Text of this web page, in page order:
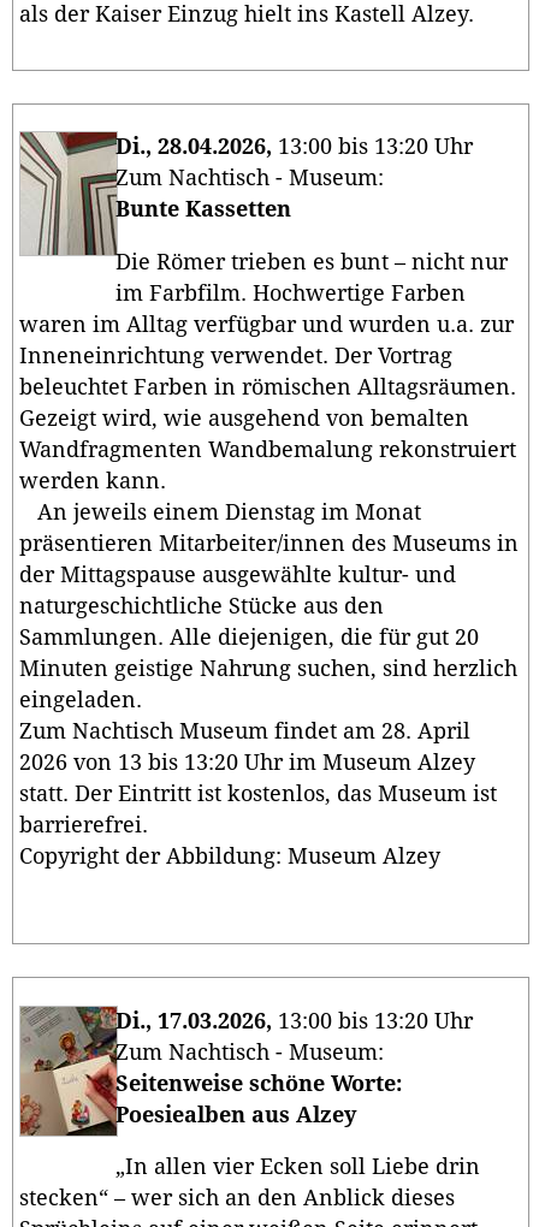
als der Kaiser Einzug hielt ins Kastell Alzey.
Di., 28.04.2026, 13:00 bis 13:20 Uhr
Zum Nachtisch - Museum:
Bunte Kassetten
Die Römer trieben es bunt – nicht nur
im Farbfilm. Hochwertige Farben
waren im Alltag verfügbar und wurden u.a. zur
Inneneinrichtung verwendet. Der Vortrag
beleuchtet Farben in römischen Alltagsräumen.
Gezeigt wird, wie ausgehend von bemalten
Wandfragmenten Wandbemalung rekonstruiert
werden kann.
An jeweils einem Dienstag im Monat
präsentieren Mitarbeiter/innen des Museums in
der Mittagspause ausgewählte kultur- und
naturgeschichtliche Stücke aus den
Sammlungen. Alle diejenigen, die für gut 20
Minuten geistige Nahrung suchen, sind herzlich
eingeladen.
Zum Nachtisch Museum findet am 28. April
2026 von 13 bis 13:20 Uhr im Museum Alzey
statt. Der Eintritt ist kostenlos, das Museum ist
barrierefrei.
Copyright der Abbildung: Museum Alzey
Di., 17.03.2026, 13:00 bis 13:20 Uhr
Zum Nachtisch - Museum:
Seitenweise schöne Worte:
Poesiealben aus Alzey
„In allen vier Ecken soll Liebe drin
stecken“ – wer sich an den Anblick dieses